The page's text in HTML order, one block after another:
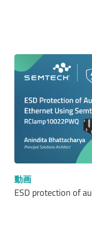
動画
ESD protection of